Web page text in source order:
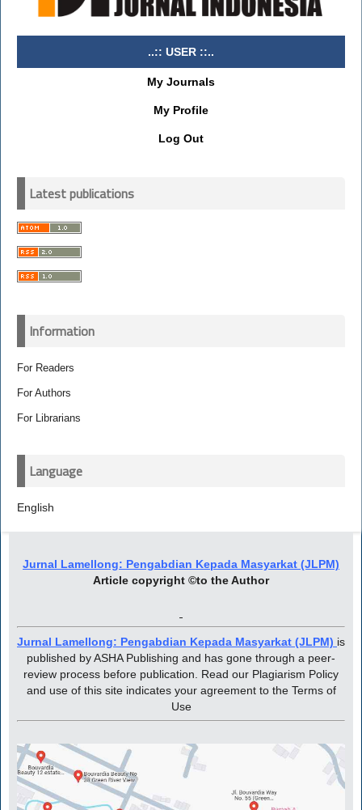
..:: USER ::..
My Journals
My Profile
Log Out
Latest publications
Information
For Readers
For Authors
For Librarians
Language
English
Jurnal Lamellong: Pengabdian Kepada Masyarkat (JLPM)
Article copyright ©to the Author
Jurnal Lamellong: Pengabdian Kepada Masyarkat (JLPM) is
published by ASHA Publishing and has gone through a peer-
review process before publication. Read our Plagiarism Policy
and use of this site indicates your agreement to the Terms of
Use